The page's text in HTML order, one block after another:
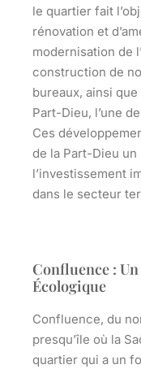
le quartier fait
rénovation et
modernisation de
construction de
bureaux, ainsi
Part-Dieu, l’une
Ces
de la Part-Dieu
l’investissement
dans le secteur
Confluence :
Écologique
Confluence, du
presqu’île où la
quartier qui a un